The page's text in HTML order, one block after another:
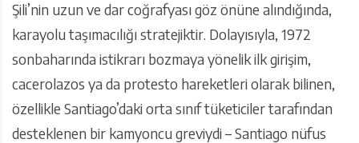
Şili’nin uzun ve dar coğrafyası göz önüne alındığında,
karayolu taşımacılığı stratejiktir. Dolayısıyla, 1972
sonbaharında istikrarı bozmaya yönelik ilk girişim,
cacerolazos ya da protesto hareketleri olarak bilinen,
özellikle Santiago’daki orta sınıf tüketiciler tarafından
desteklenen bir kamyoncu greviydi – Santiago nüfus